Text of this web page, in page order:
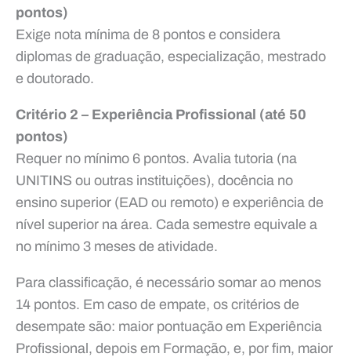
pontos)
Exige nota mínima de 8 pontos e considera
diplomas de graduação, especialização, mestrado
e doutorado.
Critério 2 – Experiência Profissional (até 50
pontos)
Requer no mínimo 6 pontos. Avalia tutoria (na
UNITINS ou outras instituições), docência no
ensino superior (EAD ou remoto) e experiência de
nível superior na área. Cada semestre equivale a
no mínimo 3 meses de atividade.
Para classificação, é necessário somar ao menos
14 pontos. Em caso de empate, os critérios de
desempate são: maior pontuação em Experiência
Profissional, depois em Formação, e, por fim, maior